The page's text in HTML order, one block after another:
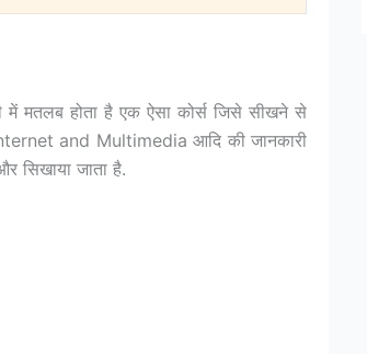
मतलब होता है एक ऐसा कोर्स जिसे सीखने से
and Multimedia आदि की जानकारी
सिखाया जाता है.